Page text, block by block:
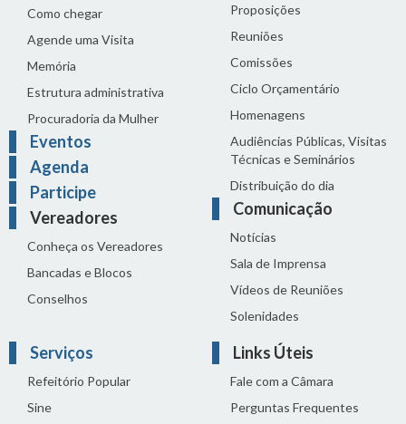
Como chegar
Agende uma Visita
Memória
Estrutura administrativa
Procuradoria da Mulher
Eventos
Agenda
Participe
Vereadores
Conheça os Vereadores
Bancadas e Blocos
Conselhos
Proposições
Reuniões
Comissões
Ciclo Orçamentário
Homenagens
Audiências Públicas, Visitas
Técnicas e Seminários
Distribuição do dia
Comunicação
Notícias
Sala de Imprensa
Vídeos de Reuniões
Solenidades
Serviços
Refeitório Popular
Sine
Links Úteis
Fale com a Câmara
Perguntas Frequentes